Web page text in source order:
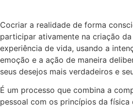
Cocriar a realidade de forma
participar ativamente na criação
experiência de vida, usando a
emoção e a ação de maneira
seus desejos mais verdadeiros e
É um processo que combina a
pessoal com os princípios da física